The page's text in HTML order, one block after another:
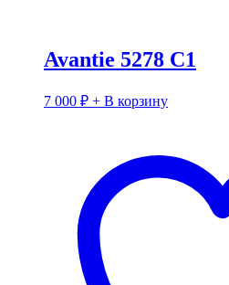
Avantie 5278 C1
7 000 ₽ + В корзину